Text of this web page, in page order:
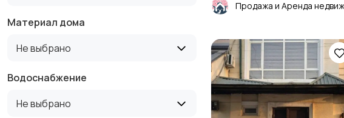
Материал дома
Не выбрано
Водоснабжение
Не выбрано